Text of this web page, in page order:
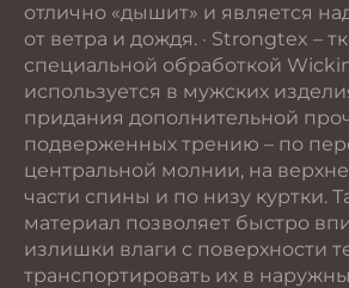
отлично «дышит» и является
от ветра и дождя. · Strongtex –
специальной обработкой
используется в мужских
придания дополнительной
подверженных трению – по
центральной молнии, на
части спины и по низу куртки.
материал позволяет быстро
излишки влаги с поверхности
транспортировать их в